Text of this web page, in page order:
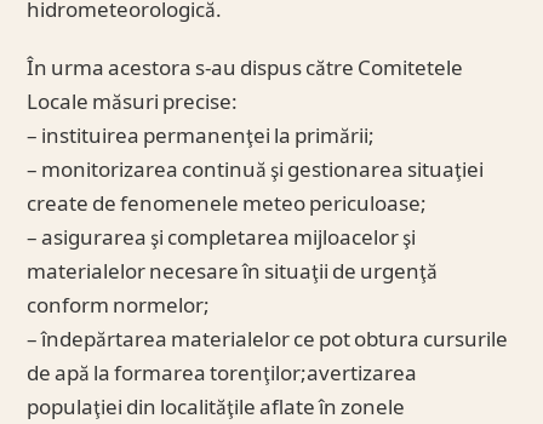
hidrometeorologică.
În urma acestora s-au dispus către Comitetele
Locale măsuri precise:
– instituirea permanenţei la primării;
– monitorizarea continuă şi gestionarea situaţiei
create de fenomenele meteo periculoase;
– asigurarea şi completarea mijloacelor şi
materialelor necesare în situaţii de urgenţă
conform normelor;
– îndepărtarea materialelor ce pot obtura cursurile
de apă la formarea torenţilor;avertizarea
populaţiei din localităţile aflate în zonele